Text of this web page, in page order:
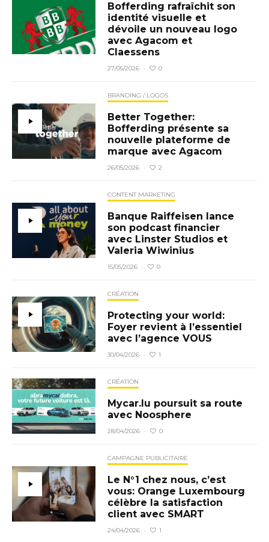
Bofferding rafraîchit son
identité visuelle et
dévoile un nouveau logo
avec Agacom et
Claessens
27/05/2026 · 0
BRANDING / LOGOS
Better Together:
Bofferding présente sa
nouvelle plateforme de
marque avec Agacom
26/05/2026 · 2
CONTENT MARKETING
Banque Raiffeisen lance
son podcast financier
avec Linster Studios et
Valeria Wiwinius
15/05/2026 · 0
CRÉATION
Protecting your world:
Foyer revient à l’essentiel
avec l’agence VOUS
30/04/2026 · 1
CRÉATION
Mycar.lu poursuit sa route
avec Noosphere
28/04/2026 · 0
CAMPAGNE PUBLICITAIRE
Le N°1 chez nous, c’est
vous: Orange Luxembourg
célèbre la satisfaction
client avec SMART
24/04/2026 · 1